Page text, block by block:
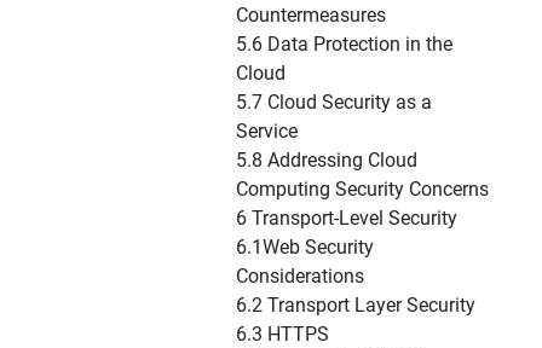
Countermeasures
5.6 Data Protection in the
Cloud
5.7 Cloud Security as a
Service
5.8 Addressing Cloud
Computing Security Concerns
6 Transport-Level Security
6.1Web Security
Considerations
6.2 Transport Layer Security
6.3 HTTPS